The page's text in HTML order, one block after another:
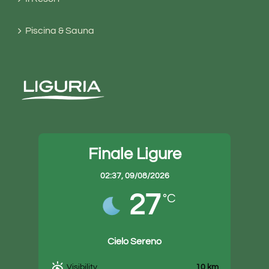
Piscina & Sauna
Finale Ligure
02:37, 09/08/2026
27 °C
Cielo Sereno
Visibility 10 km